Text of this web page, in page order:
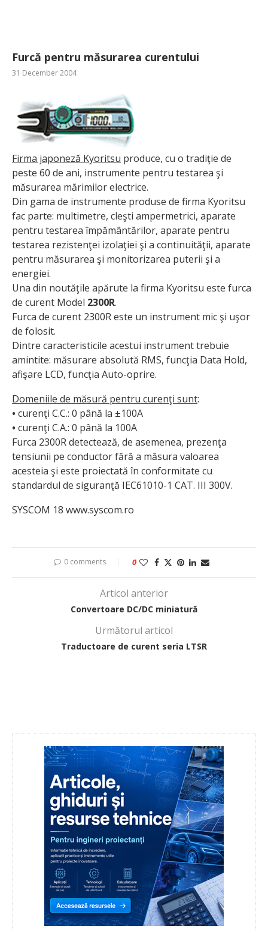
Furcă pentru măsurarea curentului
31 December 2004
Firma japoneză Kyoritsu produce, cu o tradiţie de
peste 60 de ani, instrumente pentru testarea şi
măsurarea mărimilor electrice.
Din gama de instrumente produse de firma Kyoritsu
fac parte: multimetre, cleşti ampermetrici, aparate
pentru testarea împământărilor, aparate pentru
testarea rezistenţei izolaţiei şi a continuităţii, aparate
pentru măsurarea şi monitorizarea puterii şi a
energiei.
Una din noutăţile apărute la firma Kyoritsu este furca
de curent Model 2300R.
Furca de curent 2300R este un instrument mic şi uşor
de folosit.
Dintre caracteristicile acestui instrument trebuie
amintite: măsurare absolută RMS, funcţia Data Hold,
afişare LCD, funcţia Auto-oprire.
Domeniile de măsură pentru curenţi sunt:
• curenţi C.C.: 0 până la ±100A
• curenţi C.A.: 0 până la 100A
Furca 2300R detectează, de asemenea, prezenţa
tensiunii pe conductor fără a măsura valoarea
acesteia şi este proiectată în conformitate cu
standardul de siguranţă IEC61010-1 CAT. III 300V.
SYSCOM 18 www.syscom.ro
0 comments 0
Articol anterior
Convertoare DC/DC miniatură
Următorul articol
Traductoare de curent seria LTSR